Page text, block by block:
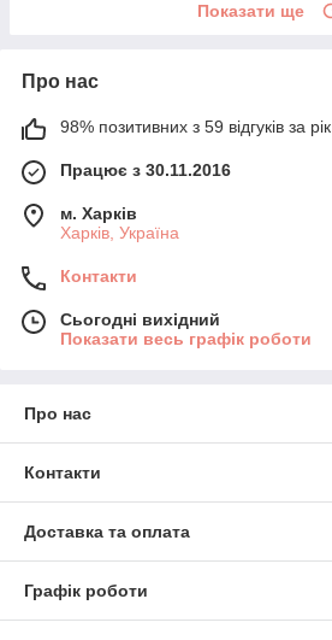
Показати ще
Про нас
98% позитивних з 59 відгуків за рік
Працює з 30.11.2016
м. Харків
Харків, Україна
Контакти
Сьогодні вихідний
Показати весь графік роботи
Про нас
Контакти
Доставка та оплата
Графік роботи